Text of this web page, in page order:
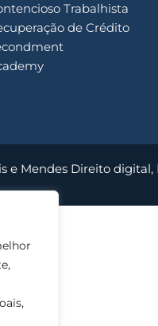
Trabalhista
de Crédito
e Mendes Direito